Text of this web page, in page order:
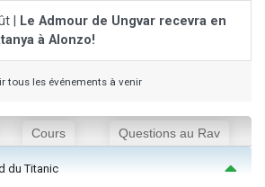
|
Le Admour de Ungvar recevra en
à Alonzo!
tous les événements à venir
Cours Questions au Rav
du Titanic